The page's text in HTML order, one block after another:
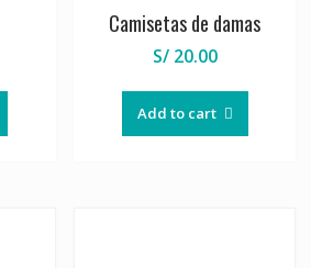
Camisetas de damas
S/20.00
Add to cart